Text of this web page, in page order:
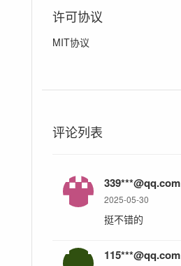
许可协议
MIT协议
评论列表
339***@qq.com
2025-05-30
挺不错的
115***@qq.com